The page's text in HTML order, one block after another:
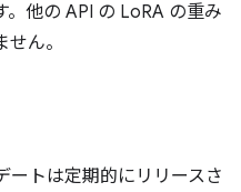
他の API の LoRA の重み
ん。
ートは定期的にリリースさ